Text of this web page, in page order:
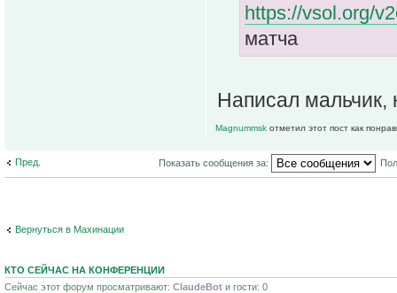
https://vsol.org/
матча
Написал
Magnummsk отметил этот пост как
Пред. Показать сообщения за:
Вернуться в Махинации
КТО СЕЙЧАС НА КОНФЕРЕНЦИИ
Сейчас этот форум просматривают: ClaudeBot и гости: 0